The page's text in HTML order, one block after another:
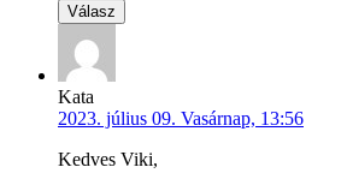
Válasz
Kata
2023. július 09. Vasárnap, 13:56
Kedves Viki,